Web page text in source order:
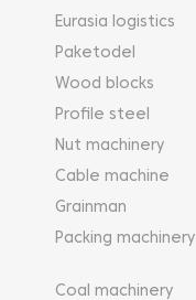
Eurasia logistics
Paketodel
Wood blocks
Profile steel
Nut machinery
Cable machine
Grainman
Packing machinery
Coal machinery